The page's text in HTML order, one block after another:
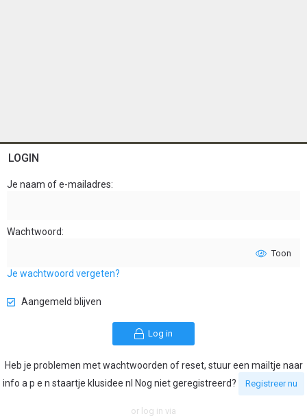
LOGIN
Je naam of e-mailadres
Wachtwoord
Toon
Je wachtwoord vergeten?
Aangemeld blijven
Log in
Heb je problemen met wachtwoorden of reset, stuur een mailtje naar
info a p e n staartje klusidee nl Nog niet geregistreerd?
Registreer nu
or log in via